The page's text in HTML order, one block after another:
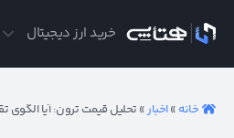
خرید ارز دیجیتال
خانه »اخبار»تحلیل قیمت ترون: آیا